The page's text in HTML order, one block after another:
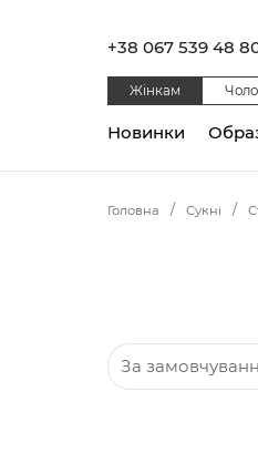
+38 067 539 48
Жінкам
Новинки
Головна Сукні